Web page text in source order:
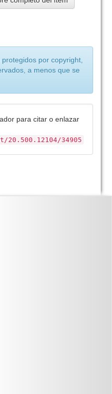
por copyright,
a menos que se
para citar o enlazar
34905